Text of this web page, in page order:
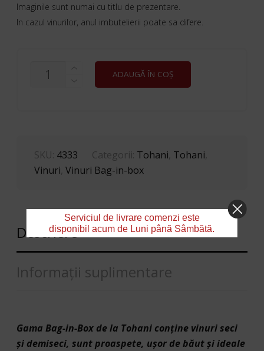
Imaginile sunt numai cu titlu de prezentare.
In cazul vinurilor, anul imbutelierii poate sa difere.
SEC
BAG-
IN-
ADAUGĂ ÎN COȘ
SKU: 4333 Categorii: Tohani Tohani
Vinuri ,Vinuri Bag-in-box
Descriere
Informații suplimentare
Gama Bag-in-Box de la Tohani conține vinuri seci
și demiseci, sunt proaspete, uşor de băut şi ideale
Serviciul de livrare comenzi este
disponibil acum de Luni până Sâmbătă.